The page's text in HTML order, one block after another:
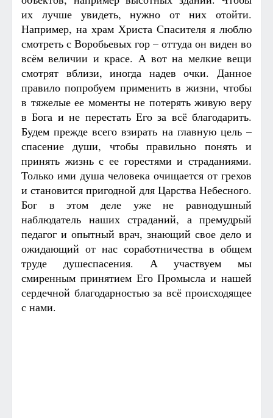
их лучше увидеть, нужно от них отойти.
Например, на храм Христа Спасителя я люблю
смотреть с Воробьевых гор – оттуда он виден во
всём величии и красе. А вот на мелкие вещи
смотрят вблизи, иногда надев очки. Данное
правило попробуем применить в жизни, чтобы
в тяжелые ее моменты не потерять живую веру
в Бога и не перестать Его за всё благодарить.
Будем прежде всего взирать на главную цель –
спасение души, чтобы правильно понять и
принять жизнь с ее горестями и страданиями.
Только ими душа человека очищается от грехов
и становится пригодной для Царства Небесного.
Бог в этом деле уже не равнодушный
наблюдатель наших страданий, а премудрый
педагог и опытный врач, знающий свое дело и
ожидающий от нас соработничества в общем
труде душеспасения. А участвуем мы
смиренным принятием Его Промысла и нашей
сердечной благодарностью за всё происходящее
с нами.